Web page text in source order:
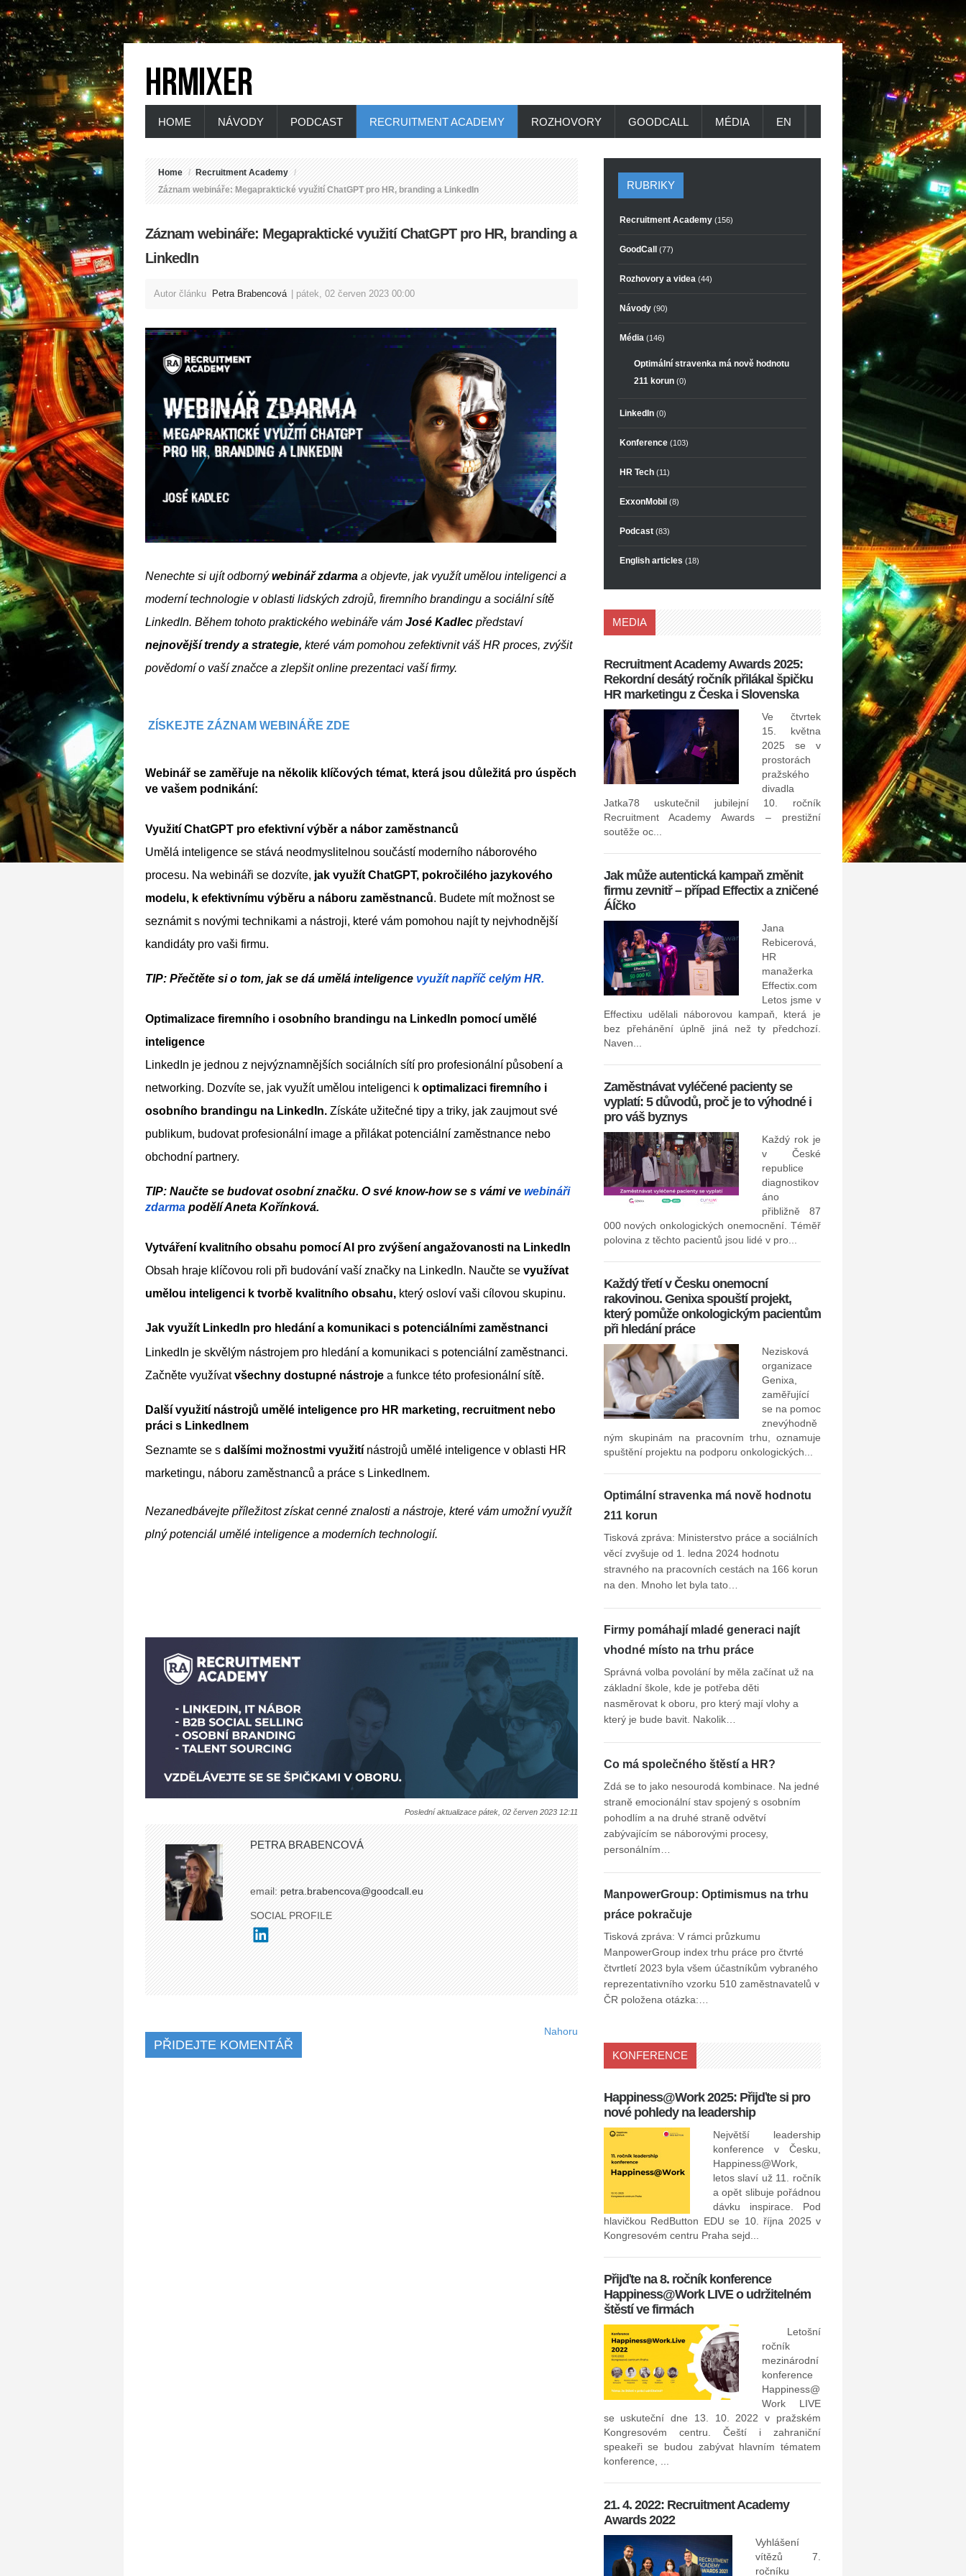
HOME NÁVODY PODCAST RECRUITMENT ACADEMY ROZHOVORY GOODCALL MÉDIA EN
Home / Recruitment Academy /
Záznam webináře: Megapraktické využití ChatGPT pro HR, branding a LinkedIn
Záznam webináře: Megapraktické využití ChatGPT pro HR, branding a
LinkedIn
Autor článku Petra Brabencová pátek, 02 červen 2023 00:00
Nenechte si ujít odborný webinář zdarma a objevte, jak využít umělou inteligenci a
moderní technologie v oblasti lidských zdrojů, firemního brandingu a sociální sítě
LinkedIn. Během tohoto praktického webináře vám José Kadlec
představí
nejnovější trendy a strategie, které vám pomohou zefektivnit váš HR proces, zvýšit
povědomí o vaší značce a zlepšit online prezentaci vaší firmy.
ZÍSKEJTE ZÁZNAM WEBINÁŘE ZDE
Webinář se zaměřuje na několik klíčových témat, která jsou důležitá pro úspěch
ve vašem podnikání:
Využití ChatGPT pro efektivní výběr a nábor zaměstnanců
Umělá inteligence se stává neodmyslitelnou součástí moderního náborového
procesu. Na webináři se dozvíte, jak využít ChatGPT, pokročilého jazykového
modelu, k efektivnímu výběru a náboru zaměstnanců. Budete mít možnost se
seznámit s novými technikami a nástroji, které vám pomohou najít ty nejvhodnější
kandidáty pro vaši firmu.
TIP: Přečtěte si o tom, jak se dá umělá inteligence využít napříč celým HR.
Optimalizace firemního i osobního brandingu na LinkedIn pomocí umělé
inteligence
LinkedIn je jednou z nejvýznamnějších sociálních sítí pro profesionální působení a
networking. Dozvíte se, jak využít umělou inteligenci k optimalizaci firemního i
osobního brandingu na LinkedIn. Získáte užitečné tipy a triky, jak zaujmout své
publikum, budovat profesionální image a přilákat potenciální zaměstnance nebo
obchodní partnery.
TIP: Naučte se budovat osobní značku. O své know-how se s vámi ve webináři
zdarma podělí Aneta Kořínková.
Vytváření kvalitního obsahu pomocí AI pro zvýšení angažovanosti na LinkedIn
Obsah hraje klíčovou roli při budování vaší značky na LinkedIn. Naučte se využívat
umělou inteligenci k tvorbě kvalitního obsahu, který osloví vaši cílovou skupinu.
Jak využít LinkedIn pro hledání a komunikaci s potenciálními zaměstnanci
LinkedIn je skvělým nástrojem pro hledání a komunikaci s potenciální zaměstnanci.
Začněte využívat všechny dostupné nástroje a funkce této profesionální sítě.
Další využití nástrojů umělé inteligence pro HR marketing, recruitment nebo
práci s LinkedInem
Seznamte se s dalšími možnostmi využití nástrojů umělé inteligence v oblasti HR
marketingu, náboru zaměstnanců a práce s LinkedInem.
Nezanedbávejte příležitost získat cenné znalosti a nástroje, které vám umožní využít
plný potenciál umělé inteligence a moderních technologií.
Poslední aktualizace pátek, 02 červen 2023 12:11
PETRA BRABENCOVÁ
email:petra.brabencova@goodcall.eu
SOCIAL PROFILE
PŘIDEJTE KOMENTÁŘ
Nahoru
RUBRIKY
Recruitment Academy(156)
GoodCall (77)
Rozhovory a videa (44)
Návody(90)
Média (146)
Optimální stravenka má nově hodnotu
211 korun(0)
LinkedIn(0)
Konference(103)
HR Tech(11)
ExxonMobil (8)
Podcast(83)
English articles (18)
MEDIA
Recruitment Academy Awards 2025:
Rekordní desátý ročník přilákal špičku
HR marketingu z Česka i Slovenska
Ve čtvrtek
15. května
2025 se v
prostorách
pražského
divadla
Jatka78 uskutečnil jubilejní 10. ročník
Recruitment Academy Awards – prestižní
soutěže oc...
Jak může autentická kampaň změnit
firmu zevnitř – případ Effectix a zničené
ÁÍčko
Jana
Rebicerová,
HR
manažerka
Effectix.com
Letos jsme v
Effectixu udělali náborovou kampaň, která je
bez přehánění úplně jiná než ty předchozí.
Naven...
Zaměstnávat vyléčené pacienty se
vyplatí: 5 důvodů, proč je to výhodné i
pro váš byznys
Každý rok je
v České
republice
diagnostikov
áno
přibližně 87
000 nových onkologických onemocnění. Téměř
polovina z těchto pacientů jsou lidé v pro...
Každý třetí v Česku onemocní
rakovinou. Genixa spouští projekt,
který pomůže onkologickým pacientům
při hledání práce
Nezisková
organizace
Genixa,
zaměřující
se na pomoc
znevýhodně
ným skupinám na pracovním trhu, oznamuje
spuštění projektu na podporu onkologických...
Konference
slaví 10 let a ukáže, jak
leadership pro
30. září 2024 –Jak se jako
budoucnost? Dá se
neustálým změnám, které
odpoví čeští i z...
Invalidita může výrazně
Proč by neměla chybět
pojistce?
Náborový software
v hotelovém oboru
Optimální stravenka má nově hodnotu
211 korun
Tisková zpráva: Ministerstvo práce a sociálních
věcí zvyšuje od 1. ledna 2024 hodnotu
stravného na pracovních cestách na 166 korun
na den. Mnoho let byla tato…
Firmy pomáhají mladé generaci najít
vhodné místo na trhu práce
Správná volba povolání by měla začínat už na
základní škole, kde je potřeba děti
nasměrovat k oboru, pro který mají vlohy a
který je bude bavit. Nakolik…
Co má společného štěstí a HR?
Zdá se to jako nesourodá kombinace. Na jedné
straně emocionální stav spojený s osobním
pohodlím a na druhé straně odvětví
zabývajícím se náborovými procesy,
personálním…
ManpowerGroup: Optimismus na trhu
práce pokračuje
Tisková zpráva: V rámci průzkumu
ManpowerGroup index trhu práce pro čtvrté
čtvrtletí 2023 byla všem účastníkům vybraného
reprezentativního vzorku 510 zaměstnavatelů v
ČR položena otázka:…
KONFERENCE
Happiness@Work 2025: Přijďte si pro
nové pohledy na leadership
Největší leadership
konference v Česku,
Happiness@Work,
letos slaví už 11. ročník
a opět slibuje pořádnou
dávku inspirace. Pod
hlavičkou RedButton EDU se 10. října 2025 v
Kongresovém centru Praha sejd...
Přijďte na 8. ročník konference
Happiness@Work LIVE o udržitelném
štěstí ve firmách
Letošní
ročník
mezinárodní
konference
Happiness@
Work LIVE
se uskuteční dne 13. 10. 2022 v pražském
Kongresovém centru. Čeští i zahraniční
speakeři se budou zabývat hlavním tématem
konference, ...
21. 4. 2022: Recruitment Academy
Awards 2022
Vyhlášení
vítězů 7.
ročníku
Recruitment Academy
Vstupenky můžete pořídit zde: